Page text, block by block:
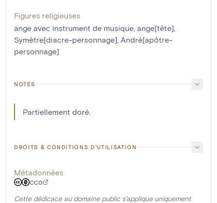
Figures religieuses
ange avec instrument de musique ange[tête]
Symètre[diacre-personnage] André[apôtre-
personnage]
NOTES
Partiellement doré.
DROITS & CONDITIONS D'UTILISATION
Métadonnées
CC0
Cette dédicace au domaine public s'applique uniquement